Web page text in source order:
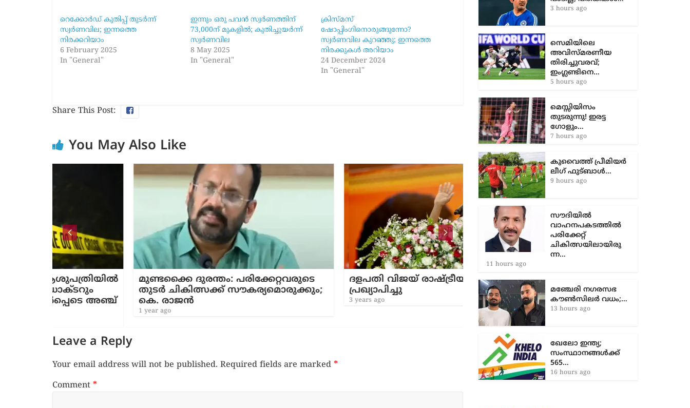
റെക്കോര്‍ഡ് കുതിപ്പ് തുടര്‍ന്ന്
സ്വര്‍ണവില; ഇന്നത്തെ
നിരക്കറിയാം
6 February 2025
In "General"
ഇന്നും ഒരു പവന്‍ സ്വര്‍ണത്തിന്
73,000ന് മുകളില്‍; കുതിച്ചുയര്‍ന്ന്
സ്വര്‍ണവില
8 May 2025
In "General"
ക്രിസ്മസ്
ഷോപ്പിംഗിനൊരുങ്ങുന്നോ?
സ്വര്‍ണവില കുറഞ്ഞു; ഇന്നത്തെ
നിരക്കുകള്‍ അറിയാം
24 December 2024
In "General"
Share This Post:
You May Also Like
മുണ്ടക്കൈ ദുരന്തം: പരിക്കേറ്റവരുടെ
തുടർ ചികിത്സക്ക് സൗകര്യമൊരുക്കും;
കെ. രാജൻ
ദളപതി വിജയ്‌ രാഷ്ട്രീയ പാർട്ടി
പ്രഖ്യാപിച്ചു
കൊട്ടാരക്കര താലൂക്ക് ആശുപത്രിയിൽ
യുവാവിന്‍റെ പരാക്രമം; ഡോക്ടറും
പൊലീസുദ്യോഗസ്ഥരുമുൾപ്പെടെ അഞ്ച്
പേർക്ക് കുത്തേറ്റു
3 years ago
Leave a Reply
Your email address will not be published. Required fields are marked *
Comment *
പാടില്ല, പരിധികൾ…
3 hours ago
സെമിയിലെ
തിരിച്ചുവരവ്;
ഇംഗ്ലണ്ടിനെ…
5 hours ago
തുടരുന്നു! ഇരട്ട
ഗോളും…
7 hours ago
ലീഗ് ഫുട്ബാൾ…
സൗദിയിൽ
ചികിത്സയിലായിരു
ന്ന…
11 hours ago
13 hours ago